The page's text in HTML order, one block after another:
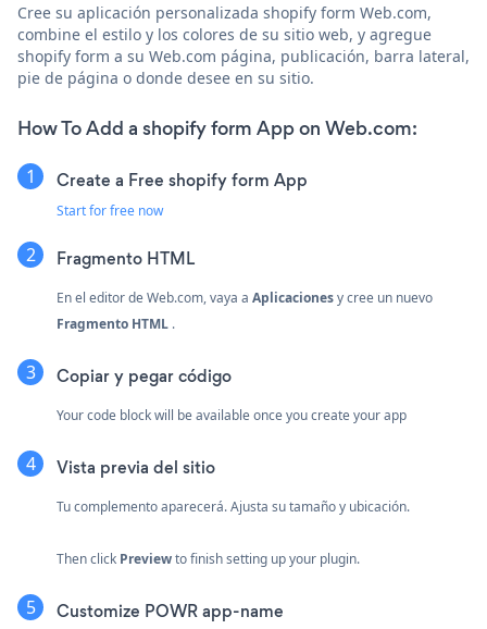
Cree su aplicación personalizada shopify form Web.com,
combine el estilo y los colores de su sitio web, y agregue
shopify form a su Web.com página, publicación, barra lateral,
pie de página o donde desee en su sitio.
How To Add a shopify form App on Web.com:
Create a Free shopify form App
Start for free now
Fragmento HTML
En el editor de Web.com, vaya a Aplicacionesy cree un nuevo
Fragmento HTML .
Copiar y pegar código
Your code block will be available once you create your app
Vista previa del sitio
Tu complemento aparecerá. Ajusta su tamaño y ubicación.
Then click Previewto finish setting up your plugin.
Customize POWR app-name